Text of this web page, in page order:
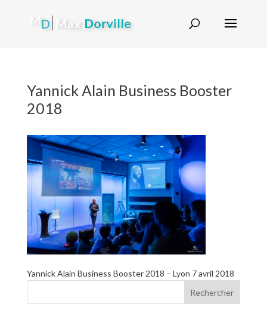
Yannick Alain Business Booster
2018
Yannick Alain Business Booster 2018 – Lyon 7 avril 2018